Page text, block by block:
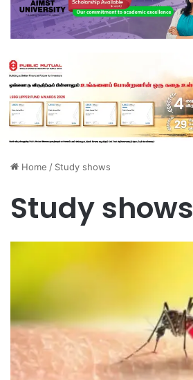
Home / Study shows
Study shows